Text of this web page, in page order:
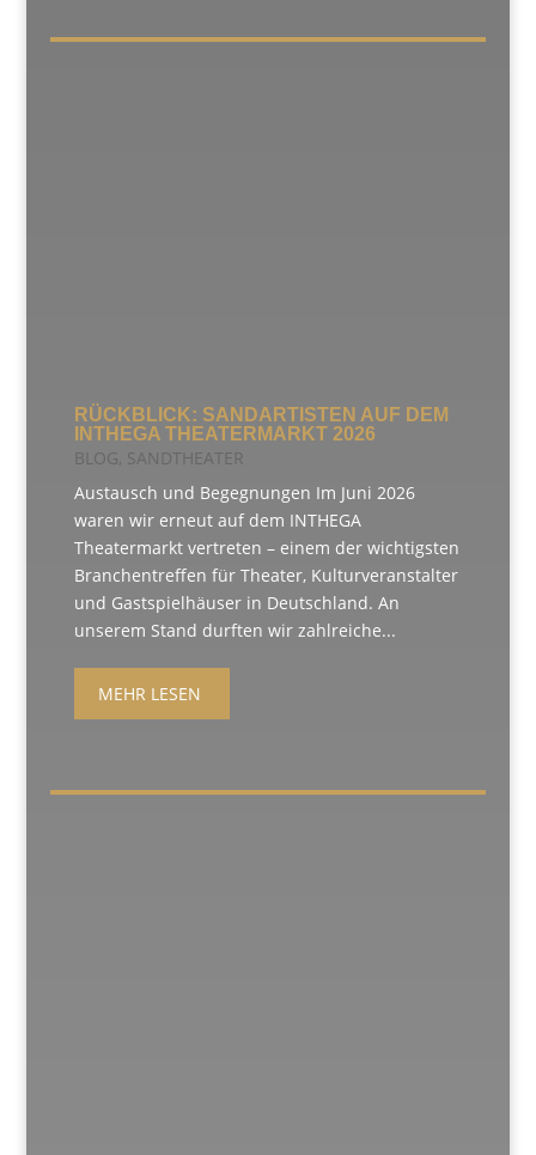
RÜCKBLICK: SANDARTISTEN AUF DEM
INTHEGA THEATERMARKT 2026
BLOG, SANDTHEATER
Austausch und Begegnungen Im Juni 2026
waren wir erneut auf dem INTHEGA
Theatermarkt vertreten – einem der wichtigsten
Branchentreffen für Theater, Kulturveranstalter
und Gastspielhäuser in Deutschland. An
unserem Stand durften wir zahlreiche...
MEHR LESEN